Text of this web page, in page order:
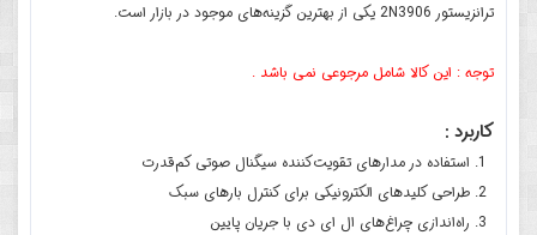
ترانزیستور 2N3906 یکی از بهترین گزینه‌های موجود در بازار است.
توجه : این کالا شامل مرجوعی نمی باشد .
کاربرد :
استفاده در مدارهای تقویت‌کننده سیگنال صوتی کم‌قدرت
طراحی کلیدهای الکترونیکی برای کنترل بارهای سبک
راه‌اندازی چراغ‌های ال ای دی با جریان پایین